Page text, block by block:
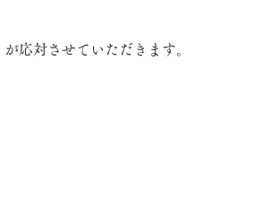
応対させていただきます。